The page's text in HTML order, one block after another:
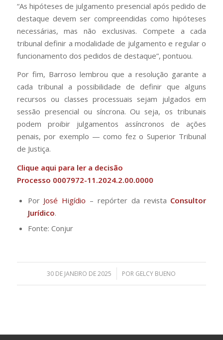
“As hipóteses de julgamento presencial após pedido de
destaque devem ser compreendidas como hipóteses
necessárias, mas não exclusivas. Compete a cada
tribunal definir a modalidade de julgamento e regular o
funcionamento dos pedidos de destaque”, pontuou.
Por fim, Barroso lembrou que a resolução garante a
cada tribunal a possibilidade de definir que alguns
recursos ou classes processuais sejam julgados em
sessão presencial ou síncrona. Ou seja, os tribunais
podem proibir julgamentos assíncronos de ações
penais, por exemplo — como fez o Superior Tribunal
de Justiça.
Clique aqui para ler a decisão
Processo 0007972-11.2024.2.00.0000
Por José Higídio – repórter da revista Consultor
Jurídico.
Fonte: Conjur
30 DE JANEIRO DE 2025
/ POR GELCY BUENO